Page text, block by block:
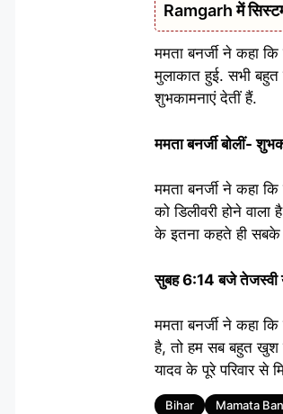
Ramgarh में
ममता बनर्जी ने कहा
मुलाकात हुई. सभी बहुत
शुभकामनाएं देतीं हैं.
ममता बनर्जी बोलीं-
ममता बनर्जी ने कहा
को डिलीवरी होने
के इतना कहते ही सबके
सुबह 6:14 बजे तेजस्वी
ममता बनर्जी ने कहा
है, तो हम सब बहुत खुश
यादव के पूरे परिवार से
Tags
Bihar Mamata